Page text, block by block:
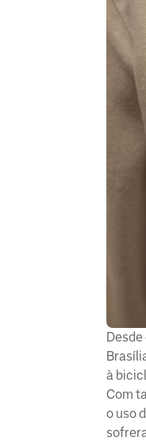
à
Com
o uso